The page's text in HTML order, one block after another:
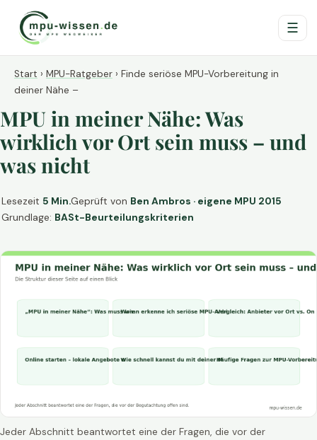
☰
Start › MPU-Ratgeber › Finde seriöse MPU-Vorbereitung in
deiner Nähe –
MPU in meiner Nähe: Was
wirklich vor Ort sein muss – und
was nicht
Lesezeit 5 Min.Geprüft von Ben Ambros · eigene MPU 2015
Grundlage: BASt-Beurteilungskriterien
Jeder Abschnitt beantwortet eine der Fragen, die vor der